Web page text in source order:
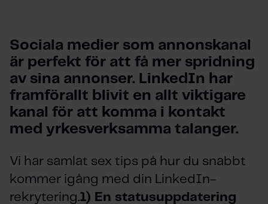
Sociala medier som annonskanal
är perfekt för att få mer spridning
av sina annonser. LinkedIn har
framförallt blivit en allt viktigare
kanal för att komma i kontakt
med yrkesverksamma talanger.
Vi har samlat sex tips på hur du snabbt
kommer igång med din LinkedIn-
rekrytering.1) En statusuppdatering